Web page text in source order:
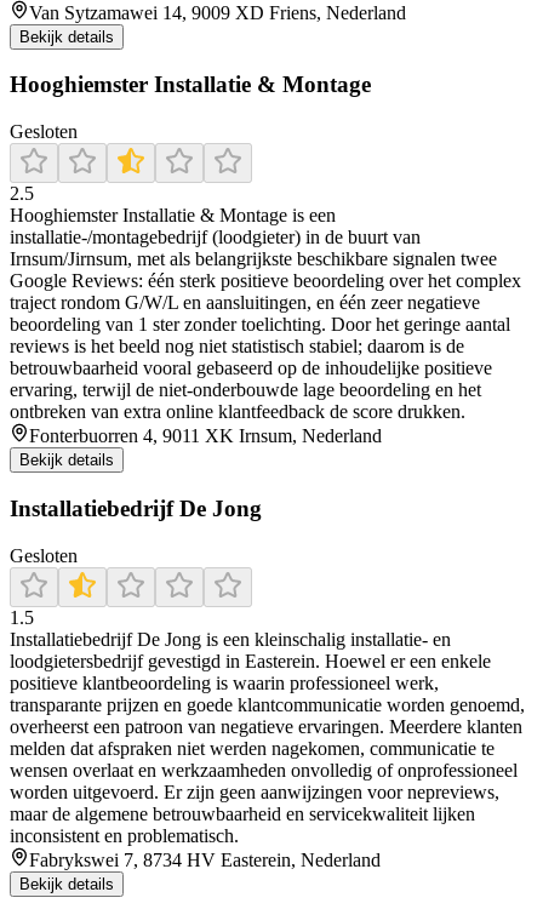
Van Sytzamawei 14, 9009 XD Friens, Nederland
Bekijk details
Hooghiemster Installatie & Montage
Gesloten
2.5
Hooghiemster Installatie & Montage is een
installatie-/montagebedrijf (loodgieter) in de buurt van
Irnsum/Jirnsum, met als belangrijkste beschikbare signalen twee
Google Reviews: één sterk positieve beoordeling over het complex
traject rondom G/W/L en aansluitingen, en één zeer negatieve
beoordeling van 1 ster zonder toelichting. Door het geringe aantal
reviews is het beeld nog niet statistisch stabiel; daarom is de
betrouwbaarheid vooral gebaseerd op de inhoudelijke positieve
ervaring, terwijl de niet-onderbouwde lage beoordeling en het
ontbreken van extra online klantfeedback de score drukken.
Fonterbuorren 4, 9011 XK Irnsum, Nederland
Bekijk details
Installatiebedrijf De Jong
Gesloten
1.5
Installatiebedrijf De Jong is een kleinschalig installatie- en
loodgietersbedrijf gevestigd in Easterein. Hoewel er een enkele
positieve klantbeoordeling is waarin professioneel werk,
transparante prijzen en goede klantcommunicatie worden genoemd,
overheerst een patroon van negatieve ervaringen. Meerdere klanten
melden dat afspraken niet werden nagekomen, communicatie te
wensen overlaat en werkzaamheden onvolledig of onprofessioneel
worden uitgevoerd. Er zijn geen aanwijzingen voor nepreviews,
maar de algemene betrouwbaarheid en servicekwaliteit lijken
inconsistent en problematisch.
Fabrykswei 7, 8734 HV Easterein, Nederland
Bekijk details